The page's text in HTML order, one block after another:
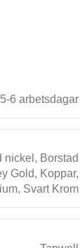
5-6 arbetsdagar
nickel , Borstad
Gold, Koppar,
, Svart Krom